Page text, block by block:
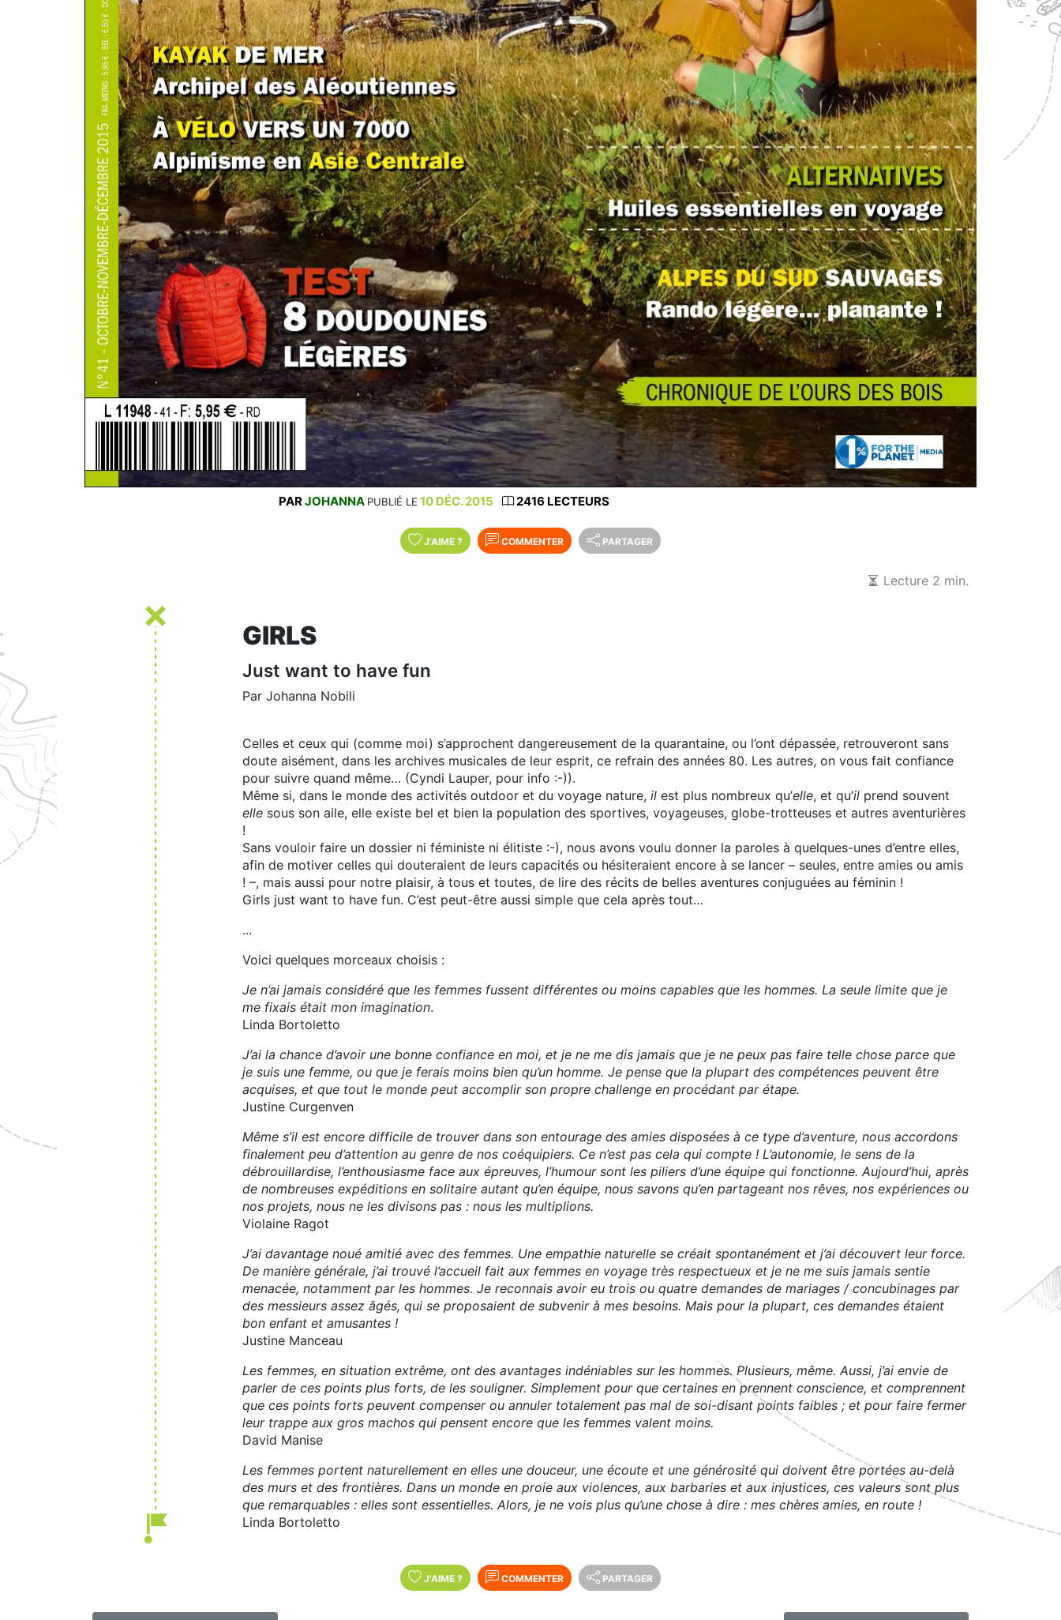
PARJOHANNA PUBLIÉ LE 10 DÉC. 2015 2416 LECTEURS
J'AIME ? COMMENTER PARTAGER
Lecture 2 min.
GIRLS
Just want to have fun
Par Johanna Nobili
Celles et ceux qui (comme moi) s’approchent dangereusement de la quarantaine, ou l’ont dépassée, retrouveront sans
doute aisément, dans les archives musicales de leur esprit, ce refrain des années 80. Les autres, on vous fait confiance
pour suivre quand même… (Cyndi Lauper, pour info :-)).
Même si, dans le monde des activités outdoor et du voyage nature, il est plus nombreux qu’elle, et qu’il prend souvent
elle sous son aile, elle existe bel et bien la population des sportives, voyageuses, globe-trotteuses et autres aventurières
!
Sans vouloir faire un dossier ni féministe ni élitiste :-), nous avons voulu donner la paroles à quelques-unes d’entre elles,
afin de motiver celles qui douteraient de leurs capacités ou hésiteraient encore à se lancer – seules, entre amies ou amis
! –, mais aussi pour notre plaisir, à tous et toutes, de lire des récits de belles aventures conjuguées au féminin !
Girls just want to have fun. C’est peut-être aussi simple que cela après tout…
...
Voici quelques morceaux choisis :
Je n’ai jamais considéré que les femmes fussent différentes ou moins capables que les hommes. La seule limite que je
me fixais était mon imagination.
Linda Bortoletto
J’ai la chance d’avoir une bonne confiance en moi, et je ne me dis jamais que je ne peux pas faire telle chose parce que
je suis une femme, ou que je ferais moins bien qu’un homme. Je pense que la plupart des compétences peuvent être
acquises, et que tout le monde peut accomplir son propre challenge en procédant par étape.
Justine Curgenven
Même s’il est encore difficile de trouver dans son entourage des amies disposées à ce type d’aventure, nous accordons
finalement peu d’attention au genre de nos coéquipiers. Ce n’est pas cela qui compte ! L’autonomie, le sens de la
débrouillardise, l’enthousiasme face aux épreuves, l’humour sont les piliers d’une équipe qui fonctionne. Aujourd’hui, après
de nombreuses expéditions en solitaire autant qu’en équipe, nous savons qu’en partageant nos rêves, nos expériences ou
nos projets, nous ne les divisons pas : nous les multiplions.
Violaine Ragot
J’ai davantage noué amitié avec des femmes. Une empathie naturelle se créait spontanément et j’ai découvert leur force.
De manière générale, j’ai trouvé l’accueil fait aux femmes en voyage très respectueux et je ne me suis jamais sentie
menacée, notamment par les hommes. Je reconnais avoir eu trois ou quatre demandes de mariages / concubinages par
des messieurs assez âgés, qui se proposaient de subvenir à mes besoins. Mais pour la plupart, ces demandes étaient
bon enfant et amusantes !
Justine Manceau
Les femmes, en situation extrême, ont des avantages indéniables sur les hommes. Plusieurs, même. Aussi, j’ai envie de
parler de ces points plus forts, de les souligner. Simplement pour que certaines en prennent conscience, et comprennent
que ces points forts peuvent compenser ou annuler totalement pas mal de soi-disant points faibles ; et pour faire fermer
leur trappe aux gros machos qui pensent encore que les femmes valent moins.
David Manise
Les femmes portent naturellement en elles une douceur, une écoute et une générosité qui doivent être portées au-delà
des murs et des frontières. Dans un monde en proie aux violences, aux barbaries et aux injustices, ces valeurs sont plus
que remarquables : elles sont essentielles. Alors, je ne vois plus qu’une chose à dire : mes chères amies, en route !
Linda Bortoletto
J'AIME ? COMMENTER PARTAGER